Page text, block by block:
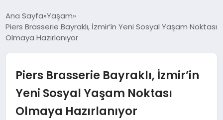
GÜNDEM
TEKNOLOJI
Ana Sayfa Yaşam
Piers Brasserie Bayraklı, İzmir’in Yeni Sosyal Yaşam Noktası
Olmaya Hazırlanıyor
Piers Brasserie Bayraklı, İzmir’in
Yeni Sosyal Yaşam Noktası
Olmaya Hazırlanıyor